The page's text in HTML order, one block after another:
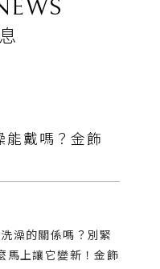
能戴嗎？金飾
澡的關係嗎？別緊
馬上讓它變新！金飾